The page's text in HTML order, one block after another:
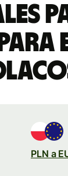
PLN a